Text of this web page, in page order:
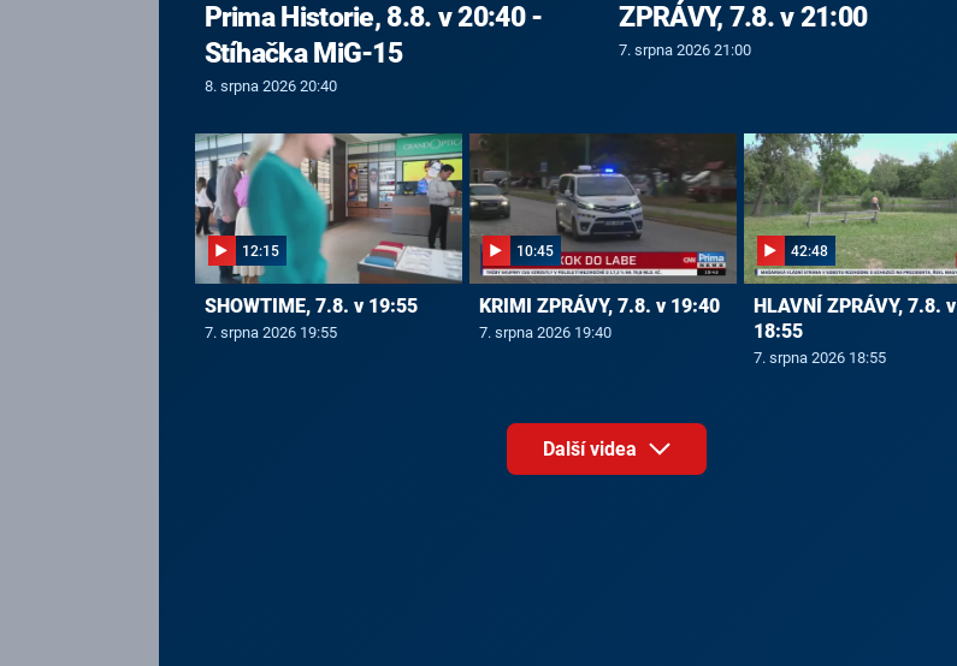
Prima Historie, 8.8. v 20:40 -
Stíhačka MiG-15
8. srpna 2026 20:40
ZPRÁVY, 7.8. v 21:00
7. srpna 2026 21:00
12:15
SHOWTIME, 7.8. v 19:55
7. srpna 2026 19:55
10:45
KRIMI ZPRÁVY, 7.8. v 19:40
7. srpna 2026 19:40
42:48
HLAVNÍ ZPRÁVY, 7.8. v
18:55
7. srpna 2026 18:55
Další videa